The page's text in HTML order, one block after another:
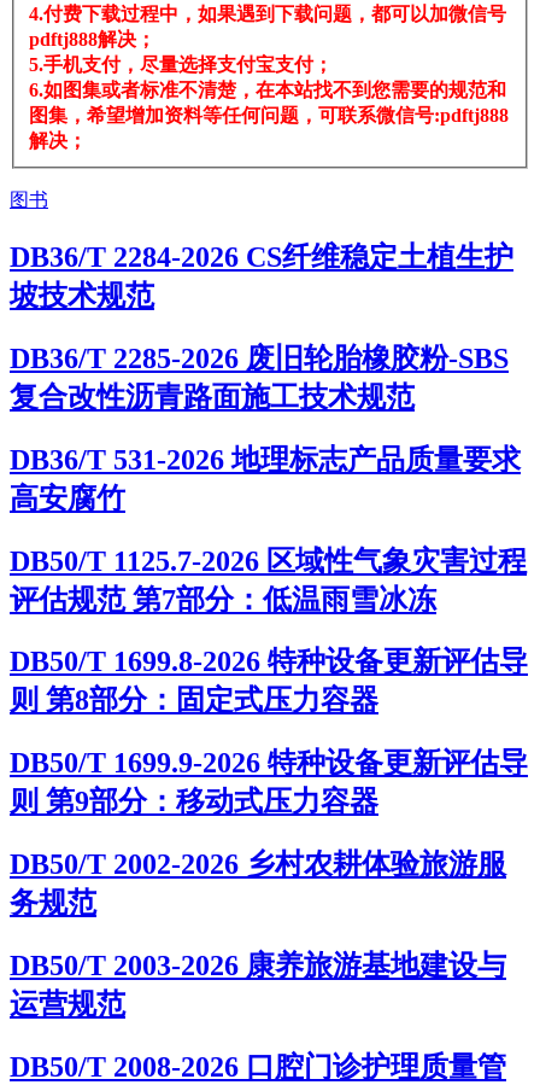
4.付费下载过程中，如果遇到下载问题，都可以加微信号
pdftj888解决；
5.手机支付，尽量选择支付宝支付；
6.如图集或者标准不清楚，在本站找不到您需要的规范和
图集，希望增加资料等任何问题，可联系微信号:pdftj888
解决；
图书
DB36/T 2284-2026 CS纤维稳定土植生护
坡技术规范
DB36/T 2285-2026 废旧轮胎橡胶粉-SBS
复合改性沥青路面施工技术规范
DB36/T 531-2026 地理标志产品质量要求
高安腐竹
DB50/T 1125.7-2026 区域性气象灾害过程
评估规范 第7部分：低温雨雪冰冻
DB50/T 1699.8-2026 特种设备更新评估导
则 第8部分：固定式压力容器
DB50/T 1699.9-2026 特种设备更新评估导
则 第9部分：移动式压力容器
DB50/T 2002-2026 乡村农耕体验旅游服
务规范
DB50/T 2003-2026 康养旅游基地建设与
运营规范
DB50/T 2008-2026 口腔门诊护理质量管